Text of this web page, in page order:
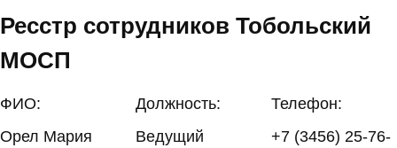
Ресстр сотрудников Тобольский
МОСП
ФИО: Должность:
Телефон:
Орел Мария
Ведущий
+7 (3456) 25-76-